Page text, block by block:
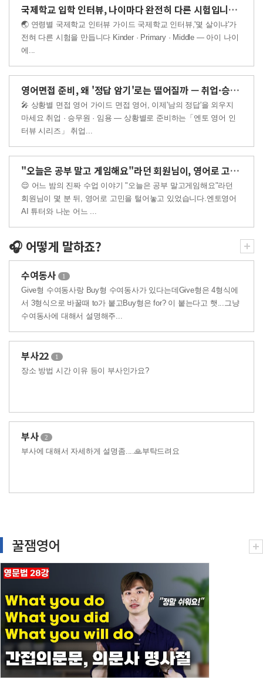
국제학교 입학 인터뷰, 나이마다 완전히 다른 시험입니다 — ..
🌏 연령별 국제학교 인터뷰 가이드 국제학교 인터뷰,'몇 살이냐'가
전혀 다른 시험을 만듭니다 Kinder · Primary · Middle — 아이 나이
에...
영어면접 준비, 왜 '정답 암기'로는 떨어질까 — 취업·승무..
🎤 상황별 면접 영어 가이드 면접 영어, 이제'남의 정답'을 외우지
마세요 취업 · 승무원 · 임용 — 상황별로 준비하는「엔토 영어 인
터뷰 시리즈」 취업...
"오늘은 공부 말고 게임해요"라던 회원님이, 영어로 고민까지..
😌 어느 밤의 진짜 수업 이야기 "오늘은 공부 말고게임해요"라던
회원님이 몇 분 뒤, 영어로 고민을 털어놓고 있었습니다.엔토영어
AI 튜터와 나눈 어느 ...
🎧 어떻게 말하죠?
수여동사 1
Give형 수여동사랑 Buy형 수여동사가 있다는데Give형은 4형식에
서 3형식으로 바꿀때 to가 붙고Buy형은 for? 이 붙는다고 햇...그냥
수여동사에 대해서 설명해주...
부사22 1
장소 방법 시간 이유 등이 부사인가요?
부사 2
부사에 대해서 자세하게 설명좀....🙏부탁드려요
꿀잼영어